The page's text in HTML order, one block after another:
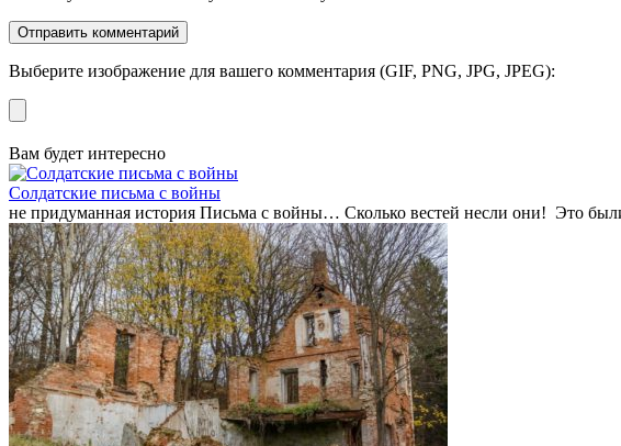
Выберите изображение для вашего комментария (GIF, PNG, JPG, JPEG):
Вам будет интересно
Солдатские письма с войны
не придуманная история Письма с войны… Сколько вестей несли они! Это